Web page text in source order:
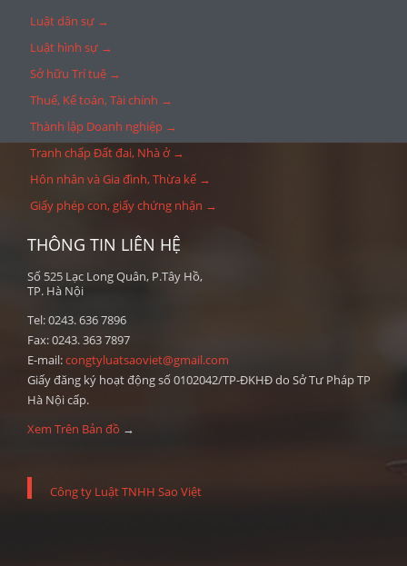
Luật dân sự →
Luật hình sự →
Sở hữu Trí tuệ →
Thuế, Kế toán, Tài chính →
Thành lập Doanh nghiệp →
Tranh chấp Đất đai, Nhà ở →
Hôn nhân và Gia đình, Thừa kế →
Giấy phép con, giấy chứng nhận →
THÔNG TIN LIÊN HỆ
Số 525 Lạc Long Quân, P.Tây Hồ,
TP. Hà Nội
Tel: 0243. 636 7896
Fax: 0243. 363 7897
E-mail:congtyluatsaoviet@gmail.com
Giấy đăng ký hoạt động số 0102042/TP-ĐKHĐ do Sở Tư Pháp TP
Hà Nội cấp.
Xem Trên Bản đồ →
Công ty Luật TNHH Sao Việt